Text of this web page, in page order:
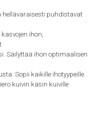
hellävaraisesti puhdistavat
ihon,
Säilyttää ihon optimaalisen
Sopii kaikille ihotyypeille.
kuivin käsin kuiville